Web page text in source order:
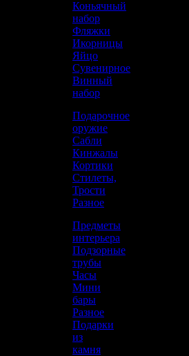
Аристократ
Предметы интерьера
415 630 р.
Коньячный
набор
Фляжки
Икорницы
Яйцо
Сувенирное
Винный
набор
Подарочное
оружие
Сабли
Кинжалы
Кортики
Стилеты,
Трости
Разное
Предметы
интерьера
Подзорные
трубы
Часы
Мини
бары
Разное
Подарки
из
камня